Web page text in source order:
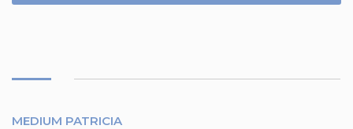
MEDIUM PATRICIA